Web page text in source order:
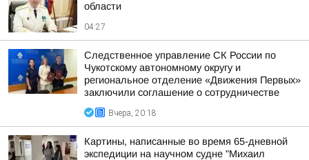
области
04:27
Следственное управление СК России по
Чукотскому автономному округу и
региональное отделение «Движения Первых»
заключили соглашение о сотрудничестве
Вчера, 20:18
Картины, написанные во время 65-дневной
экспедиции на научном судне "Михаил